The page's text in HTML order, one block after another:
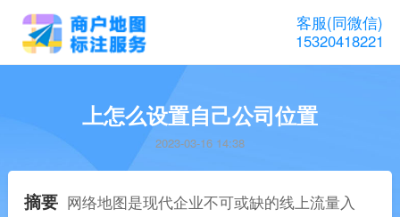
客服(同微信)
15320418221
上怎么设置自己公司位置
2023-03-16 14:38
摘要 网络地图是现代企业不可或缺的线上流量入